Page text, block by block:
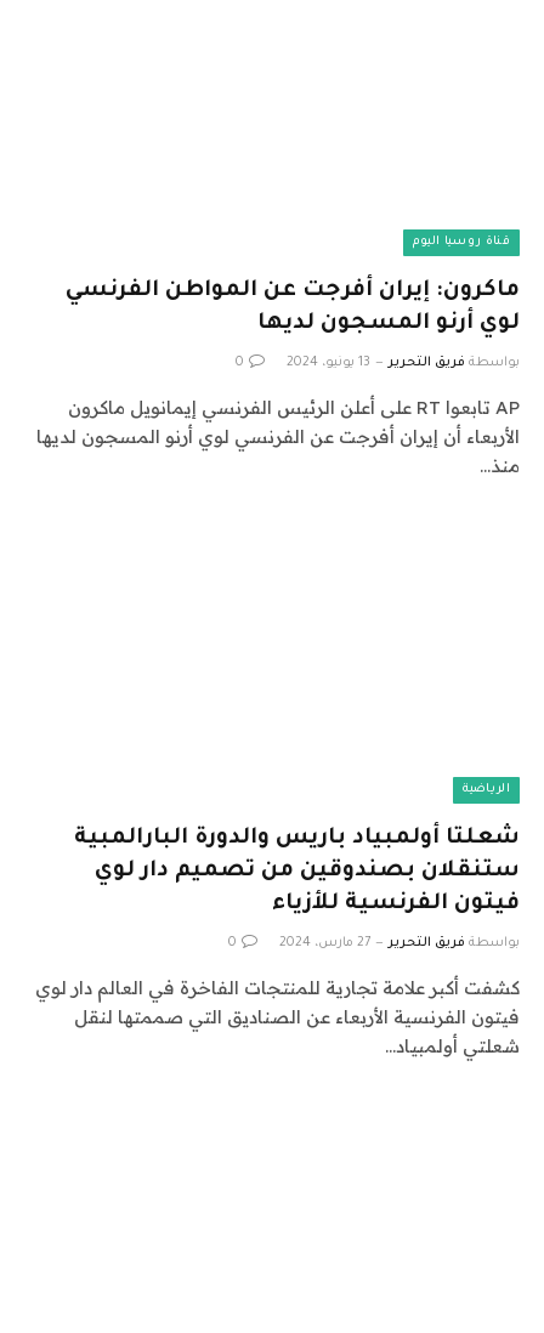
قناة روسيا اليوم
ماكرون: إيران أفرجت عن المواطن الفرنسي
لوي أرنو المسجون لديها
بواسطة فريق التحرير 13 يونيو، 2024 0
AP تابعوا RT على أعلن الرئيس الفرنسي إيمانويل ماكرون
الأربعاء أن إيران أفرجت عن الفرنسي لوي أرنو المسجون لديها
منذ…
الرياضية
شعلتا أولمبياد باريس والدورة البارالمبية
ستنقلان بصندوقين من تصميم دار لوي
فيتون الفرنسية للأزياء
بواسطة فريق التحرير 27 مارس، 2024 0
كشفت أكبر علامة تجارية للمنتجات الفاخرة في العالم دار لوي
فيتون الفرنسية الأربعاء عن الصناديق التي صممتها لنقل
شعلتي أولمبياد…